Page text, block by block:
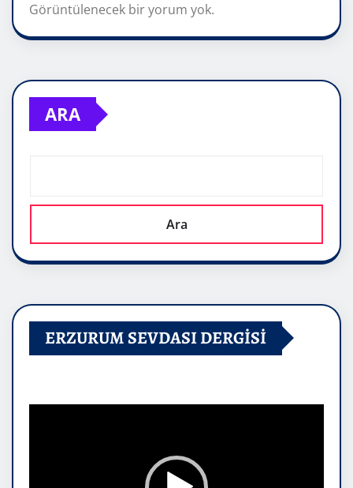
Görüntülenecek bir yorum yok.
ARA
Ara
ERZURUM SEVDASI DERGİSİ